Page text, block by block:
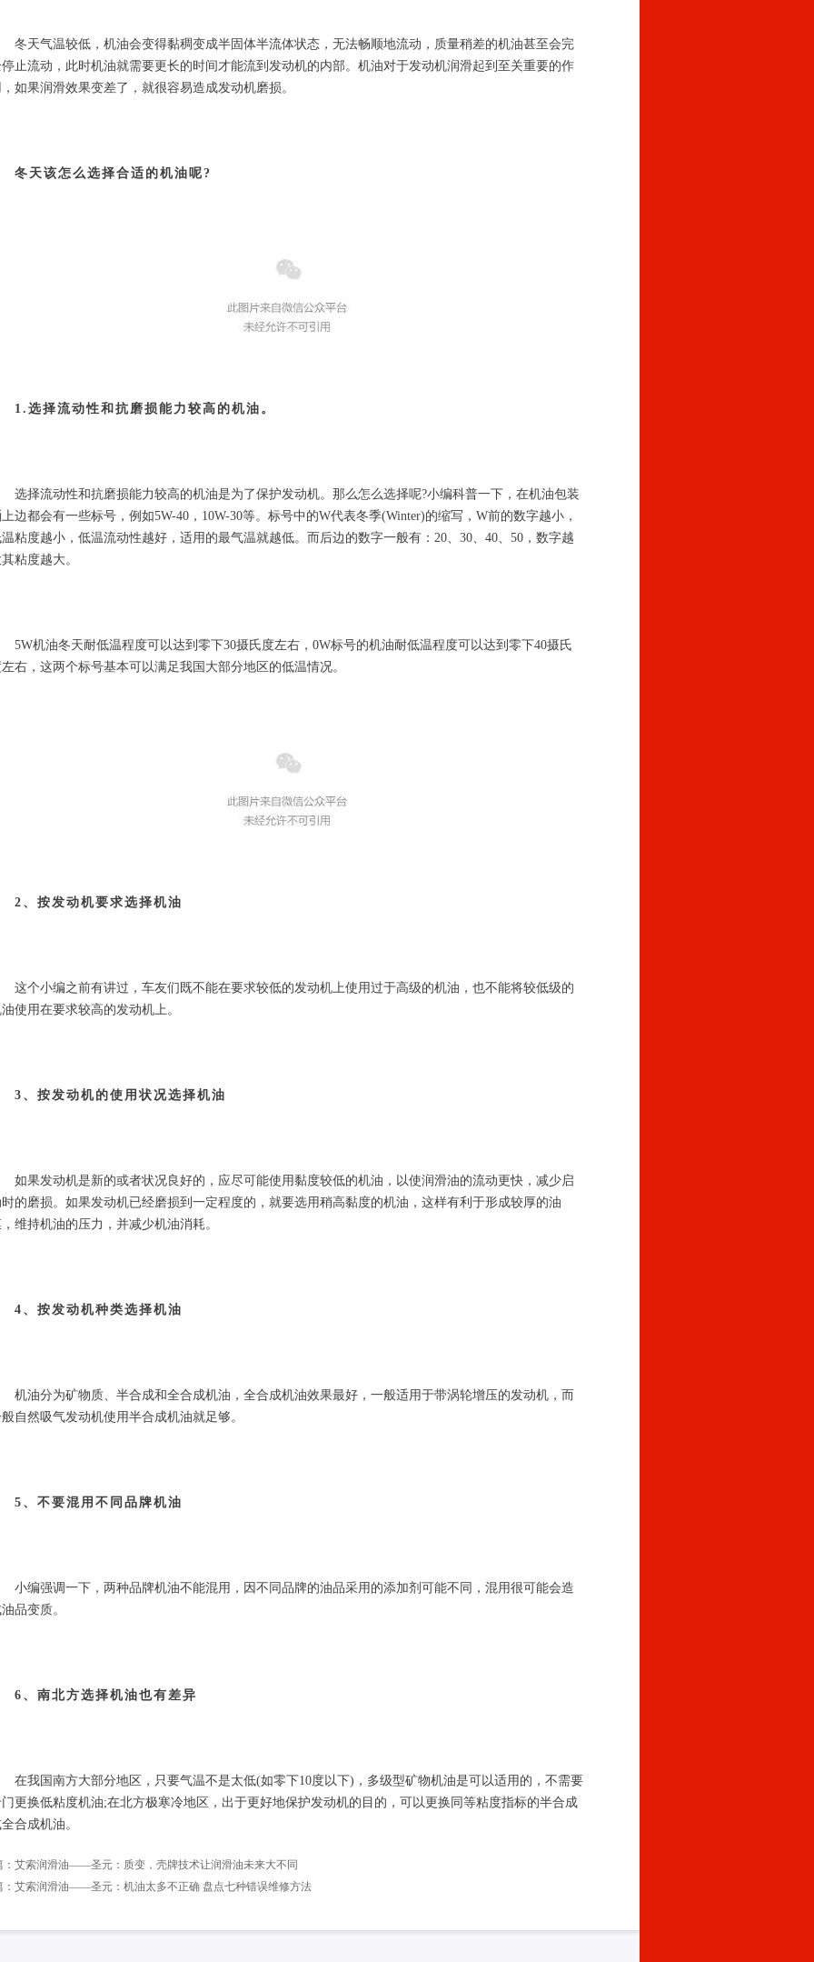
天气温较低，机油会变得黏稠变成半固体半流体状态，无法畅顺地流动，质量稍差的机油甚至会完
止流动，此时机油就需要更长的时间才能流到发动机的内部。机油对于发动机润滑起到至关重要的作
如果润滑效果变差了，就很容易造成发动机磨损。
冬天该怎么选择合适的机油呢?
1.选择流动性和抗磨损能力较高的机油。
择流动性和抗磨损能力较高的机油是为了保护发动机。那么怎么选择呢?小编科普一下，在机油包装
边都会有一些标号，例如5W-40，10W-30等。标号中的W代表冬季(Winter)的缩写，W前的数字越小，
粘度越小，低温流动性越好，适用的最气温就越低。而后边的数字一般有：20、30、40、50，数字越
粘度越大。
机油冬天耐低温程度可以达到零下30摄氏度左右，0W标号的机油耐低温程度可以达到零下40摄氏
右，这两个标号基本可以满足我国大部分地区的低温情况。
2、按发动机要求选择机油
个小编之前有讲过，车友们既不能在要求较低的发动机上使用过于高级的机油，也不能将较低级的
使用在要求较高的发动机上。
3、按发动机的使用状况选择机油
果发动机是新的或者状况良好的，应尽可能使用黏度较低的机油，以使润滑油的流动更快，减少启
的磨损。如果发动机已经磨损到一定程度的，就要选用稍高黏度的机油，这样有利于形成较厚的油
维持机油的压力，并减少机油消耗。
4、按发动机种类选择机油
油分为矿物质、半合成和全合成机油，全合成机油效果最好，一般适用于带涡轮增压的发动机，而
自然吸气发动机使用半合成机油就足够。
5、不要混用不同品牌机油
编强调一下，两种品牌机油不能混用，因不同品牌的油品采用的添加剂可能不同，混用很可能会造
品变质。
6、南北方选择机油也有差异
我国南方大部分地区，只要气温不是太低(如零下10度以下)，多级型矿物机油是可以适用的，不需要
更换低粘度机油;在北方极寒冷地区，出于更好地保护发动机的目的，可以更换同等粘度指标的半合成
合成机油。
艾索润滑油——圣元：质变，壳牌技术让润滑油未来大不同
艾索润滑油——圣元：机油太多不正确 盘点七种错误维修方法